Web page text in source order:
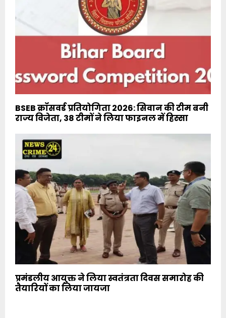
BSEB क्रॉसवर्ड प्रतियोगिता 2026: सिवान की टीम बनी
राज्य विजेता, 38 टीमों ने लिया फाइनल में हिस्सा
प्रमंडलीय आयुक्त ने लिया स्वतंत्रता दिवस समारोह की
तैयारियों का लिया जायजा